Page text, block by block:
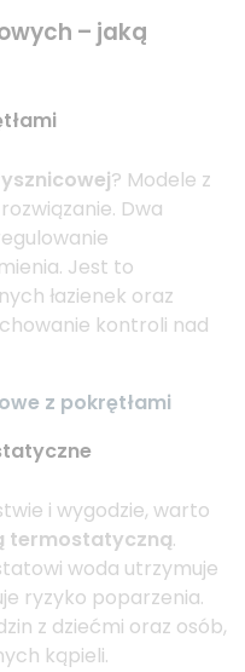
– jaką
? Modele z
Dwa
Jest to
łazienek oraz
kontroli nad
z pokrętłami
i wygodzie, warto
termostatyczną.
woda utrzymuje
ryzyko poparzenia.
z dziećmi oraz osób,
kąpieli.